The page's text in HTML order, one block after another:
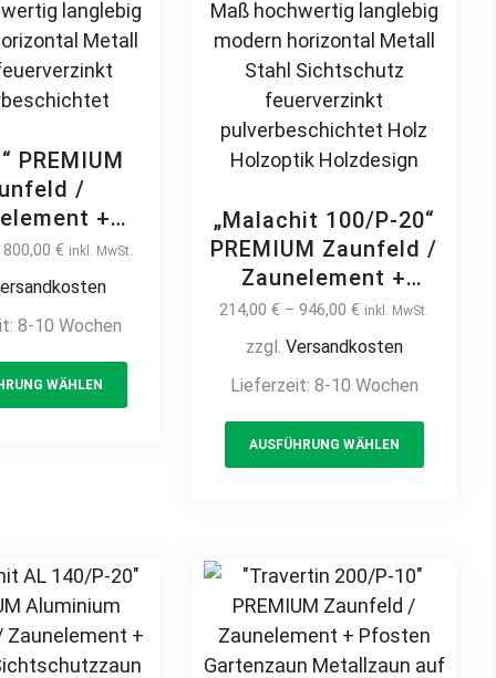
PREMIUM
/
+
auf Maß
langlebig
horizontal
800,00 € inkl. MwSt.
8-10 Wochen
WÄHLEN
This
may
chosen
on
„Malachit 100/P-20“
PREMIUM Zaunfeld /
Zaunelement +
Pfosten Gartenzaun
Metallzaun auf Maß
hochwertig langlebig
modern horizontal
Metall Stahl
Sichtschutz
Holzdesign
214,00€ –946,00€ inkl. MwSt.
zzgl. Versandkosten
Lieferzeit: 8-10 Wochen
AUSFÜHRUNG WÄHLEN
This
may
be